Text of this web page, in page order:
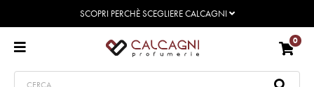
SCOPRI PERCHÈ SCEGLIERE CALCAGNI
0